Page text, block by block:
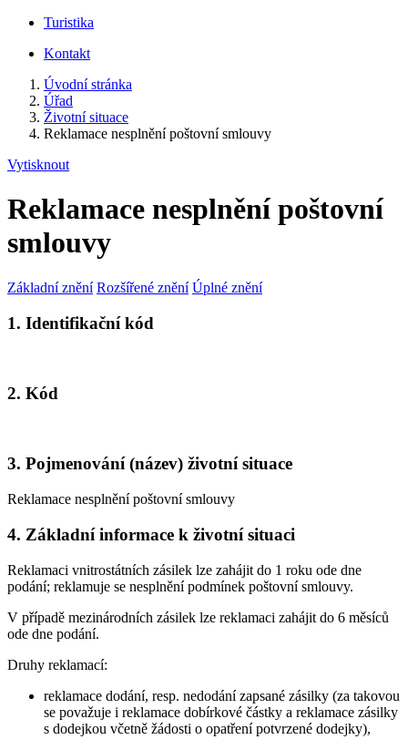
Turistika
Kontakt
Úvodní stránka
Úřad
Životní situace
Reklamace nesplnění poštovní smlouvy
Vytisknout
Reklamace nesplnění poštovní
smlouvy
Základní znění Rozšířené znění Úplné znění
1. Identifikační kód
2. Kód
3. Pojmenování (název) životní situace
Reklamace nesplnění poštovní smlouvy
4. Základní informace k životní situaci
Reklamaci vnitrostátních zásilek lze zahájit do 1 roku ode dne
podání; reklamuje se nesplnění podmínek poštovní smlouvy.
V případě mezinárodních zásilek lze reklamaci zahájit do 6 měsíců
ode dne podání.
Druhy reklamací:
reklamace dodání, resp. nedodání zapsané zásilky (za takovou
se považuje i reklamace dobírkové částky a reklamace zásilky
s dodejkou včetně žádosti o opatření potvrzené dodejky),